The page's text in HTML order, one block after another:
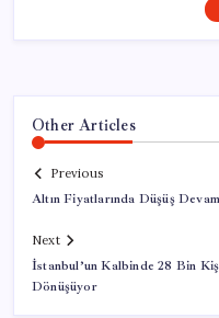
Other Articles
Previous
Altın Fiyatlarında Düşüş
Next
İstanbul’un Kalbinde 28 Bin
Dönüşüyor